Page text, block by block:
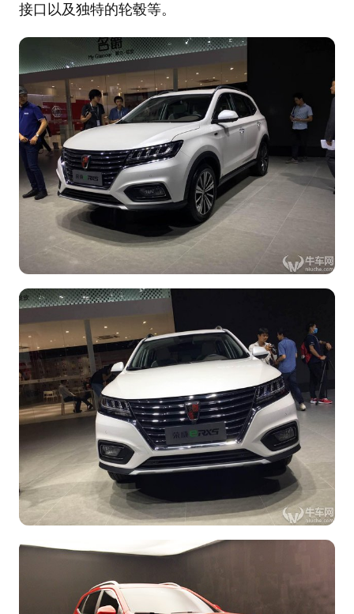
接口以及独特的轮毂等。